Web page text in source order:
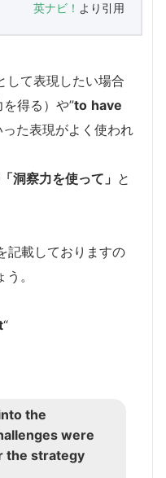
英ナビ！ より引用
して表現したい場合
を得る）や”to have
た表現がよく使われ
「洞察力を使って」 と
記載しておりますの
。
“
the
were
the strategy